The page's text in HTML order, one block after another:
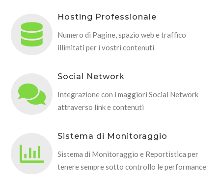
Hosting Professionale
Numero di Pagine, spazio web e traffico
illimitati per i vostri contenuti
Social Network
Integrazione con i maggiori Social Network
attraverso link e contenuti
Sistema di Monitoraggio
Sistema di Monitoraggio e Reportistica per
tenere sempre sotto controllo le performance